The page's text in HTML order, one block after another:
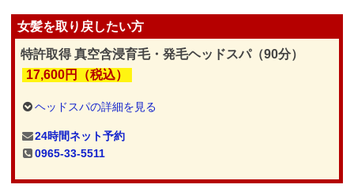
女髪を取り戻したい方
特許取得 真空含浸育毛・発毛ヘッドスパ（90分）
17,600円（税込）
ヘッドスパの詳細を見る
24時間ネット予約
0965-33-5511